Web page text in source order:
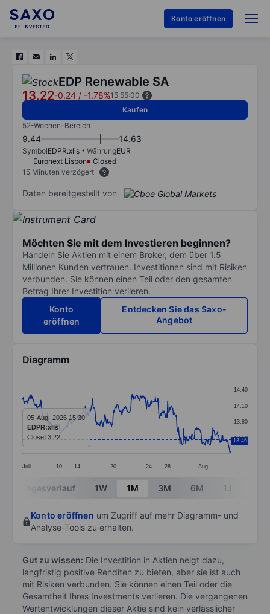
Konto eröffnen
EDP Renewable SA
13.22-0.24 / -1.78%15:55:00
Kaufen
52-Wochen-Bereich
9.44 14.63
SymbolEDPR:xlis WährungEUR
Euronext Lisbon
Closed
15 Minuten verzögert
Daten bereitgestellt von
Möchten Sie mit dem Investieren beginnen?
Handeln Sie Aktien mit einem Broker, dem über 1.5
Millionen Kunden vertrauen. Investitionen sind mit Risiken
verbunden. Sie können einen Teil oder den gesamten
Betrag Ihrer Investition verlieren.
Konto
eröffnen
Entdecken Sie das Saxo-
Angebot
Diagramm
Line chart with 407 data points.
The chart has 1 X axis displaying categories.
The chart has 1 Y axis displaying values. Data
Juli 10 14 20 24 28 Aug.
13.50
13.80
14.10
14.40
13.46
05-Aug.-2026 15:30
EDPR:xlis
Close13.22
End of interactive chart.
Tagesverlauf 1W 1M 3M 6M 1J
Konto eröffnen um Zugriff auf mehr Diagramm- und
Analyse-Tools zu erhalten.
Gut zu wissen: Die Investition in Aktien neigt dazu,
langfristig positive Renditen zu bieten, aber sie ist auch
mit Risiken verbunden. Sie können einen Teil oder die
Gesamtheit Ihres Investments verlieren. Die vergangenen
Wertentwicklungen dieser Aktie sind kein verlässlicher